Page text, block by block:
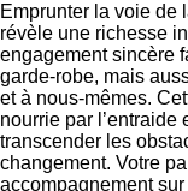
Emprunter la voie de
révèle une richesse
engagement sincère
garde-robe, mais
et à nous-mêmes.
nourrie par l’entraide
transcender les
changement. Votre
accompagnement